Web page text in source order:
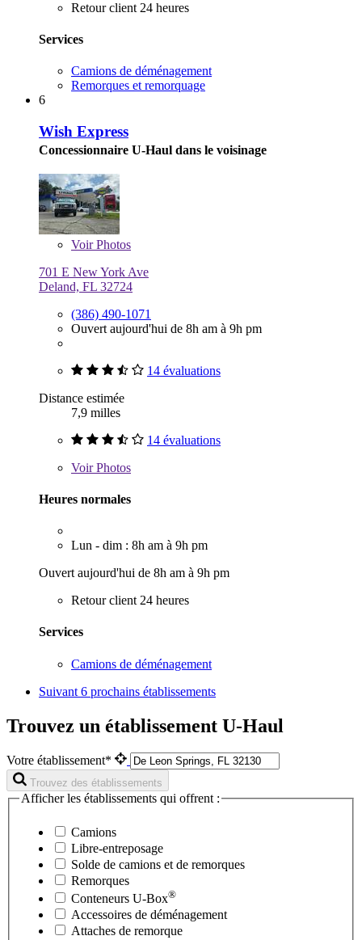
Retour client 24 heures
Services
Camions de déménagement
Remorques et remorquage
6
Wish Express
Concessionnaire U-Haul dans le voisinage
VoirPhotos
701 E New York Ave
Deland, FL 32724
(386) 490-1071
Ouvert aujourd'hui de 8h am à 9h pm
14 évaluations
Distance estimée
7,9 milles
14 évaluations
VoirPhotos
Heures normales
Lun - dim : 8h am à 9h pm
Ouvert aujourd'hui de 8h am à 9h pm
Retour client 24 heures
Services
Camions de déménagement
Suivant 6 prochains établissements
Trouvez un établissement U-Haul
Votre établissement*
Trouvez des établissements
Afficher les établissements qui offrent :
Camions
Libre-entreposage
Solde de camions et de remorques
Remorques
Conteneurs U-Box®
Accessoires de déménagement
Attaches de remorque